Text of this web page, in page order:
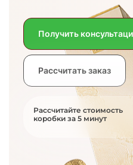
Получить
Рассчитать заказ
Рассчитайте стоимость
коробки за 5 минут